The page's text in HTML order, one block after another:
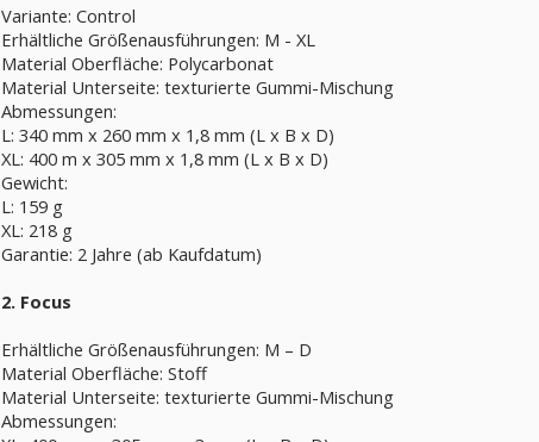
Variante: Control
Erhältliche Größenausführungen: M - XL
Material Oberfläche: Polycarbonat
Material Unterseite: texturierte Gummi-Mischung
Abmessungen:
L: 340 mm x 260 mm x 1,8 mm (L x B x D)
XL: 400 m x 305 mm x 1,8 mm (L x B x D)
Gewicht:
L: 159 g
XL: 218 g
Garantie: 2 Jahre (ab Kaufdatum)
2. Focus
Erhältliche Größenausführungen: M – D
Material Oberfläche: Stoff
Material Unterseite: texturierte Gummi-Mischung
Abmessungen: